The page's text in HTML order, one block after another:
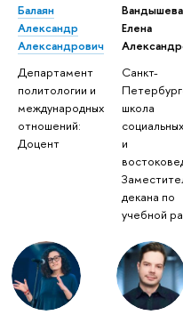
Балаян
Александр
Александрович
Департамент
политологии и
международных
отношений:
Доцент
Вандышева
Елена
Санкт-
школа
и
декана по
учебной